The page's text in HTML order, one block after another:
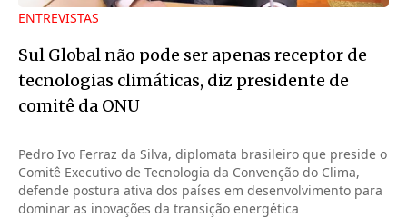
ENTREVISTAS
Sul Global não pode ser apenas receptor de
tecnologias climáticas, diz presidente de
comitê da ONU
Pedro Ivo Ferraz da Silva, diplomata brasileiro que preside o
Comitê Executivo de Tecnologia da Convenção do Clima,
defende postura ativa dos países em desenvolvimento para
dominar as inovações da transição energética